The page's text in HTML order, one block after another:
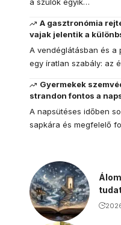
A gasztronómia
vajak jelentik a
A vendéglátásban és a
egy íratlan szabály: az
Gyermekek
strandon fontos a
A napsütéses időben
sapkára és megfelelő